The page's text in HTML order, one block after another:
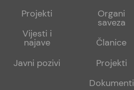
menu
Projekti
Vijesti i
najave
Javni pozivi
subOrgani
saveza
Članice
Projekti
Dokumenti